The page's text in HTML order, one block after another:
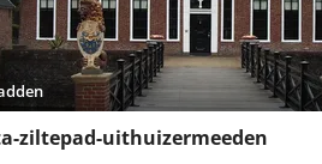
ziltepad-uithuizermeeden